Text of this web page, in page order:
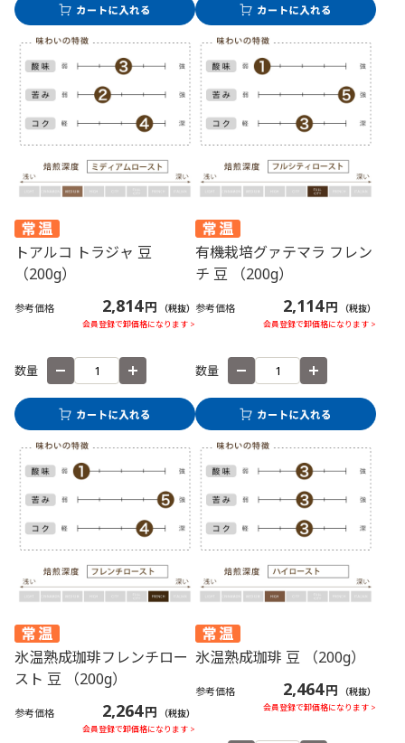
トアルコ トラジャ 豆
（200g）
参考価格 2,814円 （税抜）
会員登録で卸価格になります >
数量
有機栽培グァテマラ フレン
チ 豆 （200g）
参考価格 2,114円 （税抜）
会員登録で卸価格になります >
数量
氷温熟成珈琲フレンチロー
スト 豆 （200g）
参考価格 2,264円 （税抜）
会員登録で卸価格になります >
氷温熟成珈琲 豆 （200g）
参考価格 2,464円 （税抜）
会員登録で卸価格になります >